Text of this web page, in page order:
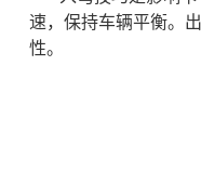
速，保持车辆平衡。
性。